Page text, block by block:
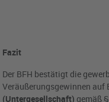
Fazit
Der BFH bestätigt die
Veräußerungsgewinnen auf
(Untergesellschaft) gemäß